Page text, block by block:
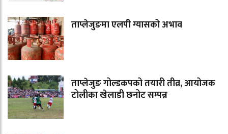
ताप्लेजुङमा एलपी ग्यासको अभाव
ताप्लेजुङ गोल्डकपको तयारी तीव्र, आयोजक
टोलीका खेलाडी छनोट सम्पन्न